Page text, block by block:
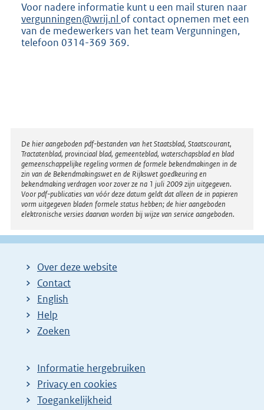
Voor nadere informatie kunt u een mail sturen naar
vergunningen@wrij.nl of contact opnemen met een
van de medewerkers van het team Vergunningen,
telefoon 0314-369 369.
Disclaimer
De hier aangeboden pdf-bestanden van het Staatsblad, Staatscourant,
Tractatenblad, provinciaal blad, gemeenteblad, waterschapsblad en blad
gemeenschappelijke regeling vormen de formele bekendmakingen in de
zin van de Bekendmakingswet en de Rijkswet goedkeuring en
bekendmaking verdragen voor zover ze na 1 juli 2009 zijn uitgegeven.
Voor pdf-publicaties van vóór deze datum geldt dat alleen de in papieren
vorm uitgegeven bladen formele status hebben; de hier aangeboden
elektronische versies daarvan worden bij wijze van service aangeboden.
Over deze website
Contact
English
Help
Zoeken
Informatie hergebruiken
Privacy en cookies
Toegankelijkheid